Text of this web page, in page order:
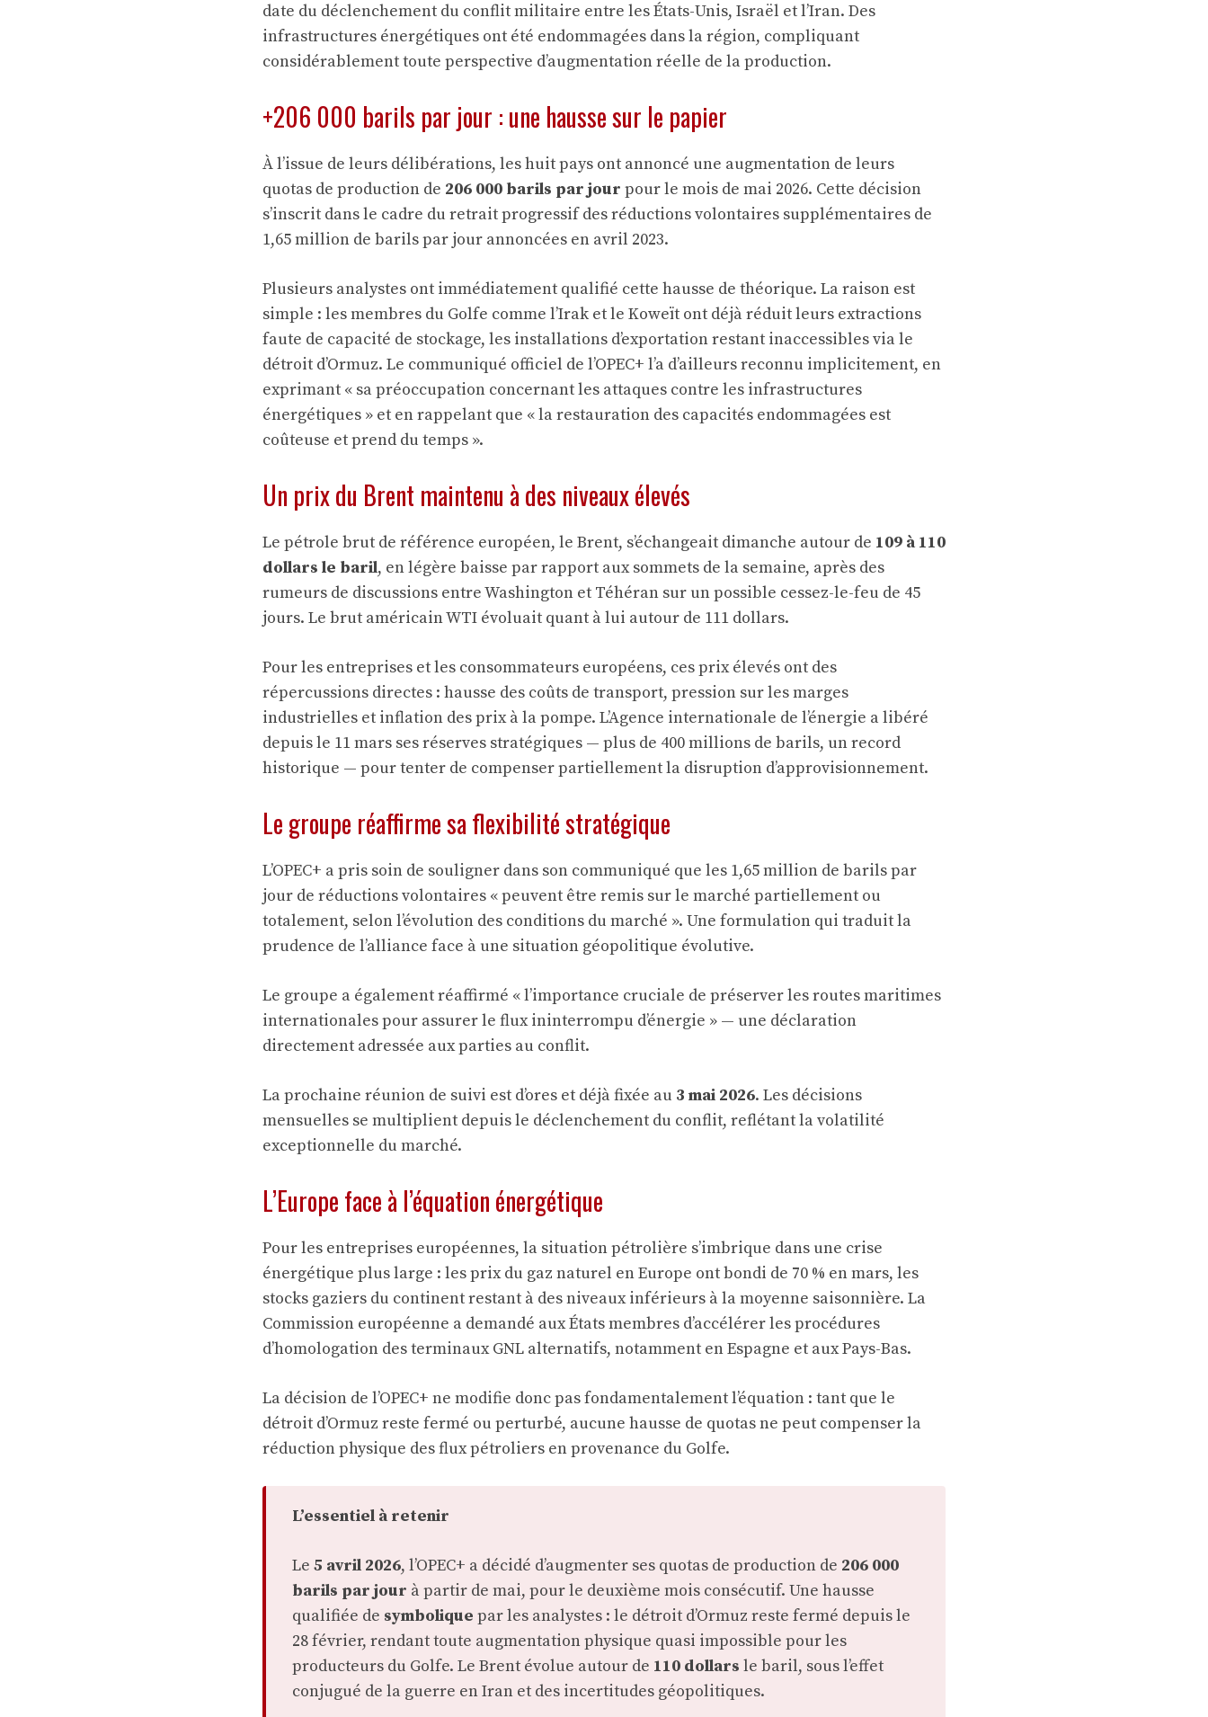
date du déclenchement du conflit militaire entre les États-Unis, Israël et l’Iran. Des
infrastructures énergétiques ont été endommagées dans la région, compliquant
considérablement toute perspective d’augmentation réelle de la production.
+206 000 barils par jour : une hausse sur le papier
À l’issue de leurs délibérations, les huit pays ont annoncé une augmentation de leurs
quotas de production de 206 000 barils par jour pour le mois de mai 2026. Cette décision
s’inscrit dans le cadre du retrait progressif des réductions volontaires supplémentaires de
1,65 million de barils par jour annoncées en avril 2023.
Plusieurs analystes ont immédiatement qualifié cette hausse de théorique. La raison est
simple : les membres du Golfe comme l’Irak et le Koweït ont déjà réduit leurs extractions
faute de capacité de stockage, les installations d’exportation restant inaccessibles via le
détroit d’Ormuz. Le communiqué officiel de l’OPEC+ l’a d’ailleurs reconnu implicitement, en
exprimant « sa préoccupation concernant les attaques contre les infrastructures
énergétiques » et en rappelant que « la restauration des capacités endommagées est
coûteuse et prend du temps ».
Un prix du Brent maintenu à des niveaux élevés
Le pétrole brut de référence européen, le Brent, s’échangeait dimanche autour de 109 à 110
dollars le baril, en légère baisse par rapport aux sommets de la semaine, après des
rumeurs de discussions entre Washington et Téhéran sur un possible cessez-le-feu de 45
jours. Le brut américain WTI évoluait quant à lui autour de 111 dollars.
Pour les entreprises et les consommateurs européens, ces prix élevés ont des
répercussions directes : hausse des coûts de transport, pression sur les marges
industrielles et inflation des prix à la pompe. L’Agence internationale de l’énergie a libéré
depuis le 11 mars ses réserves stratégiques — plus de 400 millions de barils, un record
historique — pour tenter de compenser partiellement la disruption d’approvisionnement.
Le groupe réaffirme sa flexibilité stratégique
L’OPEC+ a pris soin de souligner dans son communiqué que les 1,65 million de barils par
jour de réductions volontaires « peuvent être remis sur le marché partiellement ou
totalement, selon l’évolution des conditions du marché ». Une formulation qui traduit la
prudence de l’alliance face à une situation géopolitique évolutive.
Le groupe a également réaffirmé « l’importance cruciale de préserver les routes maritimes
internationales pour assurer le flux ininterrompu d’énergie » — une déclaration
directement adressée aux parties au conflit.
La prochaine réunion de suivi est d’ores et déjà fixée au 3 mai 2026. Les décisions
mensuelles se multiplient depuis le déclenchement du conflit, reflétant la volatilité
exceptionnelle du marché.
L’Europe face à l’équation énergétique
Pour les entreprises européennes, la situation pétrolière s’imbrique dans une crise
énergétique plus large : les prix du gaz naturel en Europe ont bondi de 70 % en mars, les
stocks gaziers du continent restant à des niveaux inférieurs à la moyenne saisonnière. La
Commission européenne a demandé aux États membres d’accélérer les procédures
d’homologation des terminaux GNL alternatifs, notamment en Espagne et aux Pays-Bas.
La décision de l’OPEC+ ne modifie donc pas fondamentalement l’équation : tant que le
détroit d’Ormuz reste fermé ou perturbé, aucune hausse de quotas ne peut compenser la
réduction physique des flux pétroliers en provenance du Golfe.
L’essentiel à retenir
Le 5 avril 2026, l’OPEC+ a décidé d’augmenter ses quotas de production de 206 000
barils par jour à partir de mai, pour le deuxième mois consécutif. Une hausse
qualifiée de symbolique par les analystes : le détroit d’Ormuz reste fermé depuis le
28 février, rendant toute augmentation physique quasi impossible pour les
producteurs du Golfe. Le Brent évolue autour de 110 dollars le baril, sous l’effet
conjugué de la guerre en Iran et des incertitudes géopolitiques.